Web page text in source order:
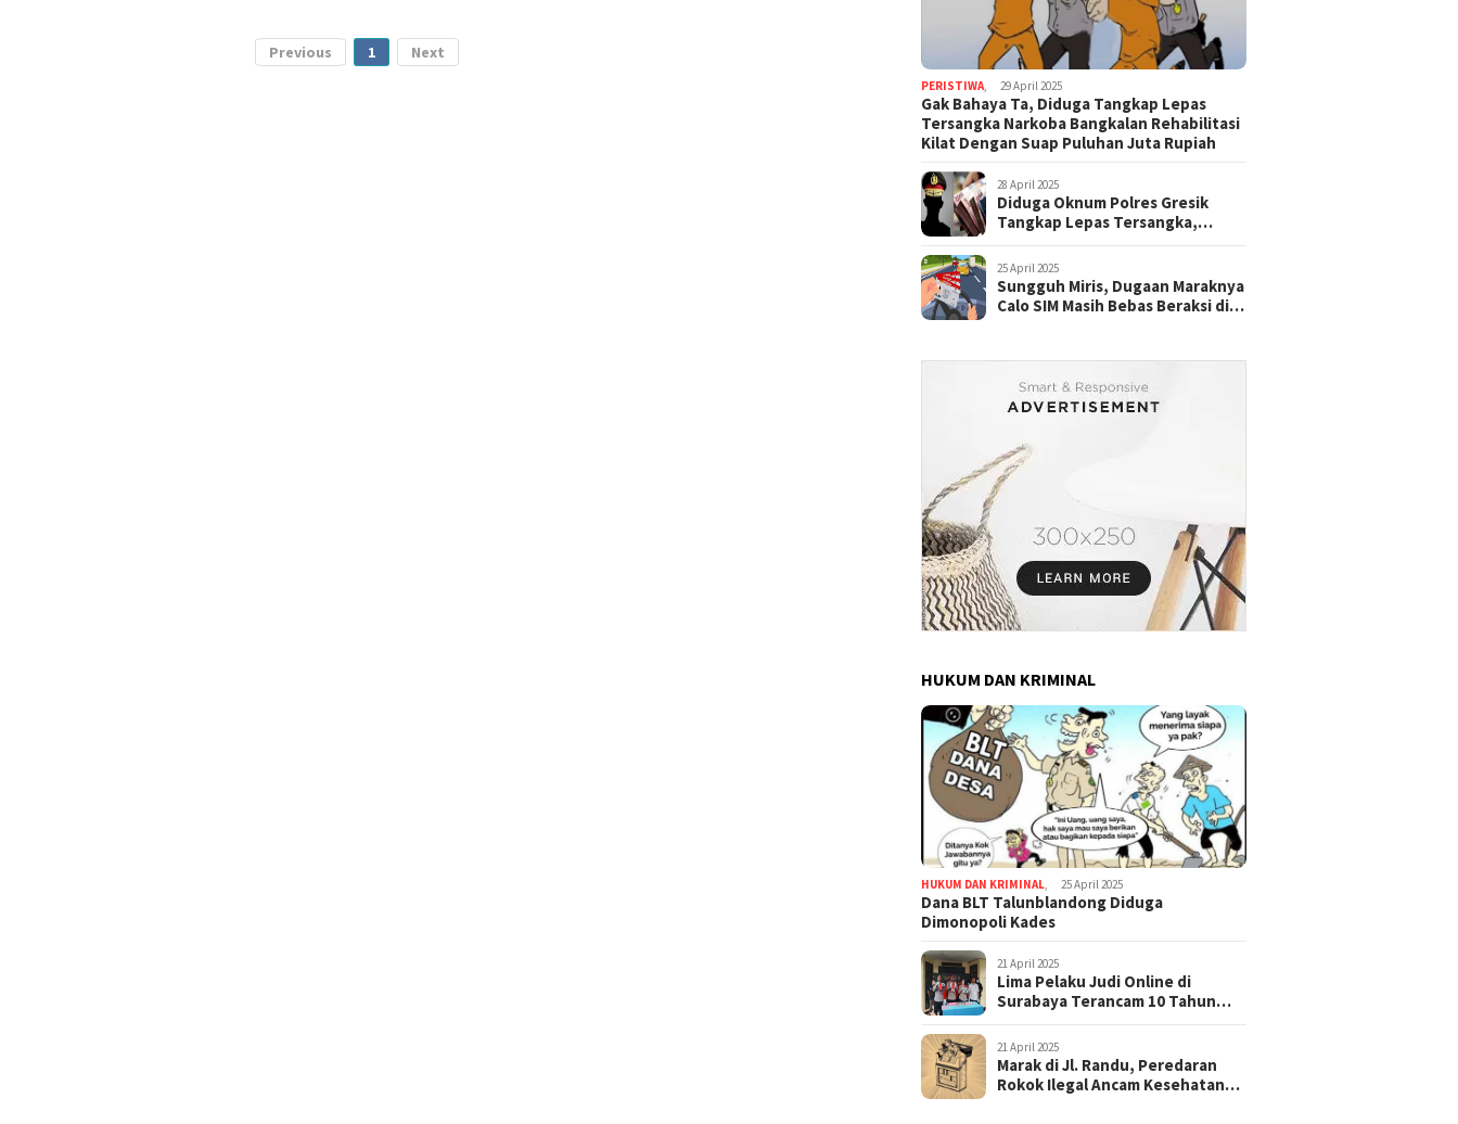
Previous 1 Next
PERISTIWA, 29 April 2025
Gak Bahaya Ta, Diduga Tangkap Lepas
Tersangka Narkoba Bangkalan Rehabilitasi
Kilat Dengan Suap Puluhan Juta Rupiah
28 April 2025
Diduga Oknum Polres Gresik
Tangkap Lepas Tersangka,
25 April 2025
Sungguh Miris, Dugaan Maraknya
Calo SIM Masih Bebas Beraksi di
HUKUM DAN KRIMINAL
HUKUM DAN KRIMINAL 25 April 2025
Dana BLT Talunblandong Diduga
Dimonopoli Kades
21 April 2025
Lima Pelaku Judi Online di
Surabaya Terancam 10 Tahun
21 April 2025
Marak di Jl. Randu, Peredaran
Rokok Ilegal Ancam Kesehatan